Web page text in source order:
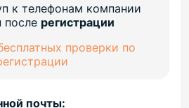
к телефонам компании
после регистрации
проверки по
почты: